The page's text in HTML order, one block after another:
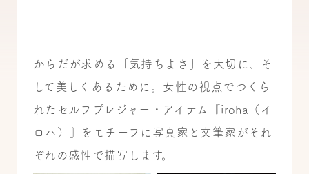
からだが求める「気持ちよさ」を大切に、そ
して美しくあるために。女性の視点でつくら
れたセルフプレジャー・アイテム『iroha（イ
ロハ）』をモチーフに写真家と文筆家がそれ
ぞれの感性で描写します。